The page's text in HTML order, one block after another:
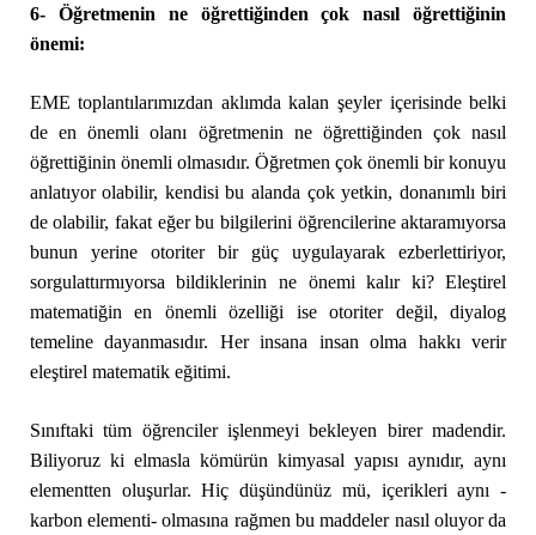
6- Öğretmenin ne öğrettiğinden çok nasıl öğrettiğinin
önemi:
EME toplantılarımızdan aklımda kalan şeyler içerisinde belki
de en önemli olanı öğretmenin ne öğrettiğinden çok nasıl
öğrettiğinin önemli olmasıdır. Öğretmen çok önemli bir konuyu
anlatıyor olabilir, kendisi bu alanda çok yetkin, donanımlı biri
de olabilir, fakat eğer bu bilgilerini öğrencilerine aktaramıyorsa
bunun yerine otoriter bir güç uygulayarak ezberlettiriyor,
sorgulattırmıyorsa bildiklerinin ne önemi kalır ki? Eleştirel
matematiğin en önemli özelliği ise otoriter değil, diyalog
temeline dayanmasıdır. Her insana insan olma hakkı verir
eleştirel matematik eğitimi.
Sınıftaki tüm öğrenciler işlenmeyi bekleyen birer madendir.
Biliyoruz ki elmasla kömürün kimyasal yapısı aynıdır, aynı
elementten oluşurlar. Hiç düşündünüz mü, içerikleri aynı -
karbon elementi- olmasına rağmen bu maddeler nasıl oluyor da